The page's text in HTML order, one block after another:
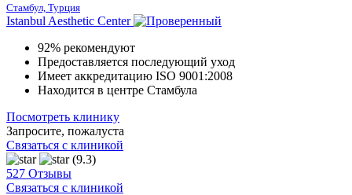
Стамбул, Турция
Istanbul Aesthetic Center
92% рекомендуют
Предоставляется последующий уход
Имеет аккредитацию ISO 9001:2008
Находится в центре Стамбула
Посмотреть клинику
Запросите, пожалуста
Связаться с клиникой
(9.3)
527 Отзывы
Связаться с клиникой